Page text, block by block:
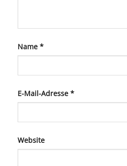
Name *
E-Mail-Adresse *
Website